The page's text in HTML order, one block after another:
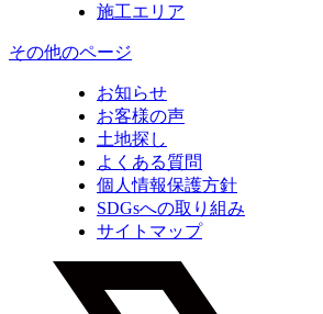
施工エリア
その他のページ
お知らせ
お客様の声
土地探し
よくある質問
個人情報保護方針
SDGsへの取り組み
サイトマップ